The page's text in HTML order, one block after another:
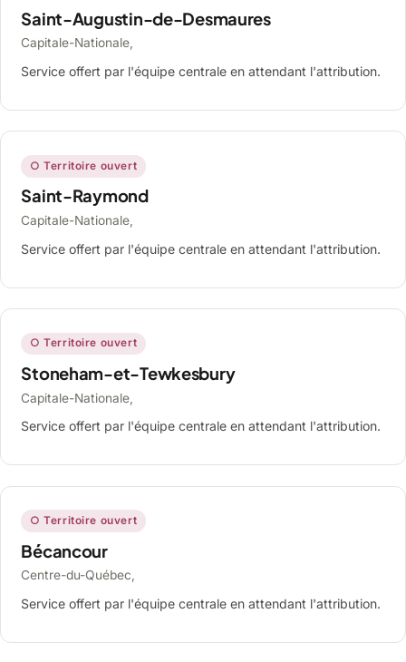
Saint-Augustin-de-Desmaures
Capitale-Nationale,
Service offert par l'équipe centrale en attendant l'attribution.
○ Territoire ouvert
Saint-Raymond
Capitale-Nationale,
Service offert par l'équipe centrale en attendant l'attribution.
○ Territoire ouvert
Stoneham-et-Tewkesbury
Capitale-Nationale,
Service offert par l'équipe centrale en attendant l'attribution.
○ Territoire ouvert
Bécancour
Centre-du-Québec,
Service offert par l'équipe centrale en attendant l'attribution.